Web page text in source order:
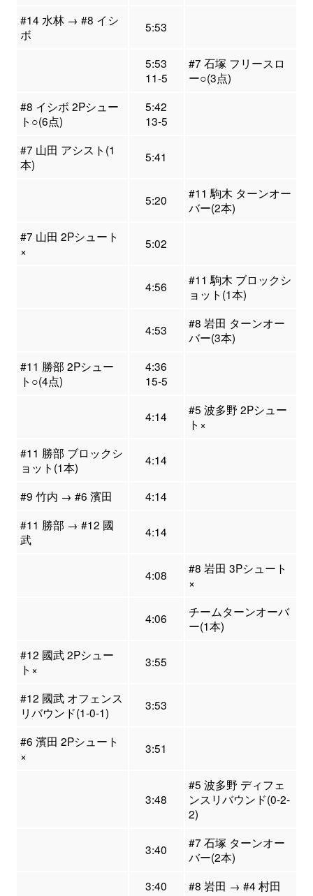
#14 水林 → #8 イシ
ボ
5:53
5:53
11-5
#7 石塚 フリースロ
ー○(3点)
#8 イシボ 2Pシュー
ト○(6点)
5:42
13-5
#7 山田 アシスト(1
本)
5:41
5:20
#11 駒木 ターンオー
バー(2本)
#7 山田 2Pシュート
×
5:02
4:56
#11 駒木 ブロックシ
ョット(1本)
4:53
#8 岩田 ターンオー
バー(3本)
#11 勝部 2Pシュー
ト○(4点)
4:36
15-5
4:14
#5 波多野 2Pシュー
ト×
#11 勝部 ブロックシ
ョット(1本)
4:14
#9 竹内 → #6 濱田
4:14
#11 勝部 → #12 國
武
4:14
4:08
#8 岩田 3Pシュート
×
4:06
チームターンオーバ
ー(1本)
#12 國武 2Pシュー
ト×
3:55
#12 國武 オフェンス
リバウンド(1-0-1)
3:53
#6 濱田 2Pシュート
×
3:51
3:48
#5 波多野 ディフェ
ンスリバウンド(0-2-
2)
3:40
#7 石塚 ターンオー
バー(2本)
3:40
#8 岩田 → #4 村田